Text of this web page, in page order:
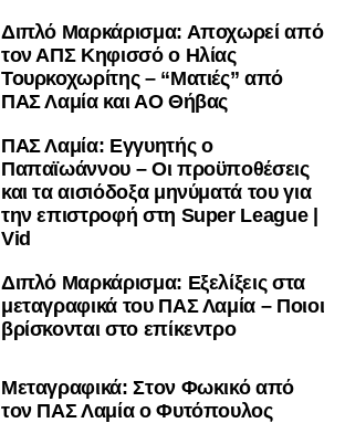
Διπλό Μαρκάρισμα: Αποχωρεί από
τον ΑΠΣ Κηφισσό ο Ηλίας
Τουρκοχωρίτης – “Ματιές” από
ΠΑΣ Λαμία και ΑΟ Θήβας
ΠΑΣ Λαμία: Εγγυητής ο
Παπαϊωάννου – Οι προϋποθέσεις
και τα αισιόδοξα μηνύματά του για
την επιστροφή στη Super League |
Vid
Διπλό Μαρκάρισμα: Εξελίξεις στα
μεταγραφικά του ΠΑΣ Λαμία – Ποιοι
βρίσκονται στο επίκεντρο
Μεταγραφικά: Στον Φωκικό από
τον ΠΑΣ Λαμία ο Φυτόπουλος